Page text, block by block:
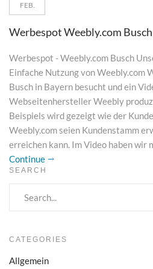
FEB.
Werbespot Weebly.com Busch
Werbespot - Weebly.com Busch
Einfache Nutzung von Weebly.com
Busch in Bayern besucht und ein
Webseitenhersteller Weebly
Beispiels wird gezeigt wie der
Weebly.com seien Kundenstamm
erreichen kann. Im Video haben wir
Continue
SEARCH
CATEGORIES
Allgemein